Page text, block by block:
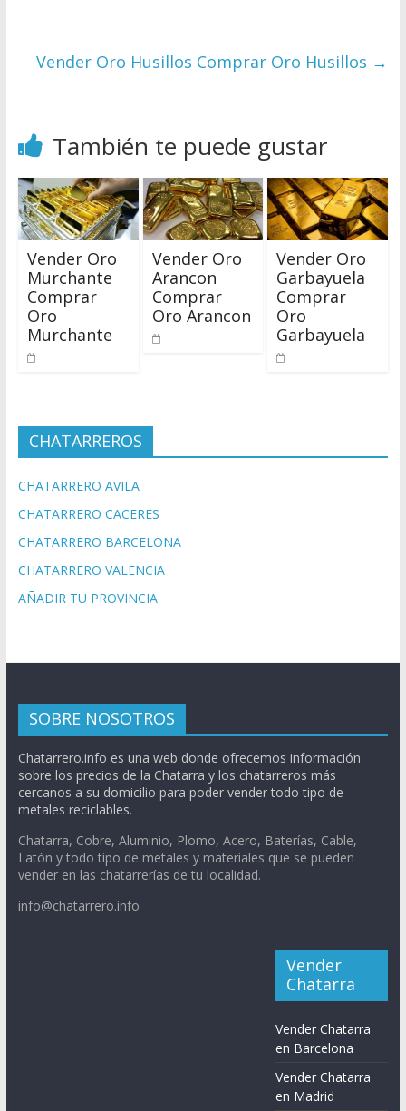
Vender Oro Husillos Comprar Oro Husillos →
También te puede gustar
Vender Oro
Murchante
Comprar
Oro
Murchante
Vender Oro
Arancon
Comprar
Oro Arancon
Vender Oro
Garbayuela
Comprar
Oro
Garbayuela
CHATARREROS
CHATARRERO AVILA
CHATARRERO CACERES
CHATARRERO BARCELONA
CHATARRERO VALENCIA
AÑADIR TU PROVINCIA
SOBRE NOSOTROS
Chatarrero.info es una web donde ofrecemos información
sobre los precios de la Chatarra y los chatarreros más
cercanos a su domicilio para poder vender todo tipo de
metales reciclables.
Chatarra, Cobre, Aluminio, Plomo, Acero, Baterías, Cable,
Latón y todo tipo de metales y materiales que se pueden
vender en las chatarrerías de tu localidad.
info@chatarrero.info
Vender
Chatarra
Vender Chatarra
en Barcelona
Vender Chatarra
en Madrid